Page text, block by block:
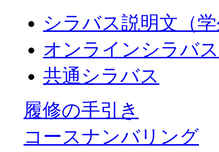
シラバス説明文（
オンラインシラバス
共通シラバス
履修の手引き
コースナンバリング